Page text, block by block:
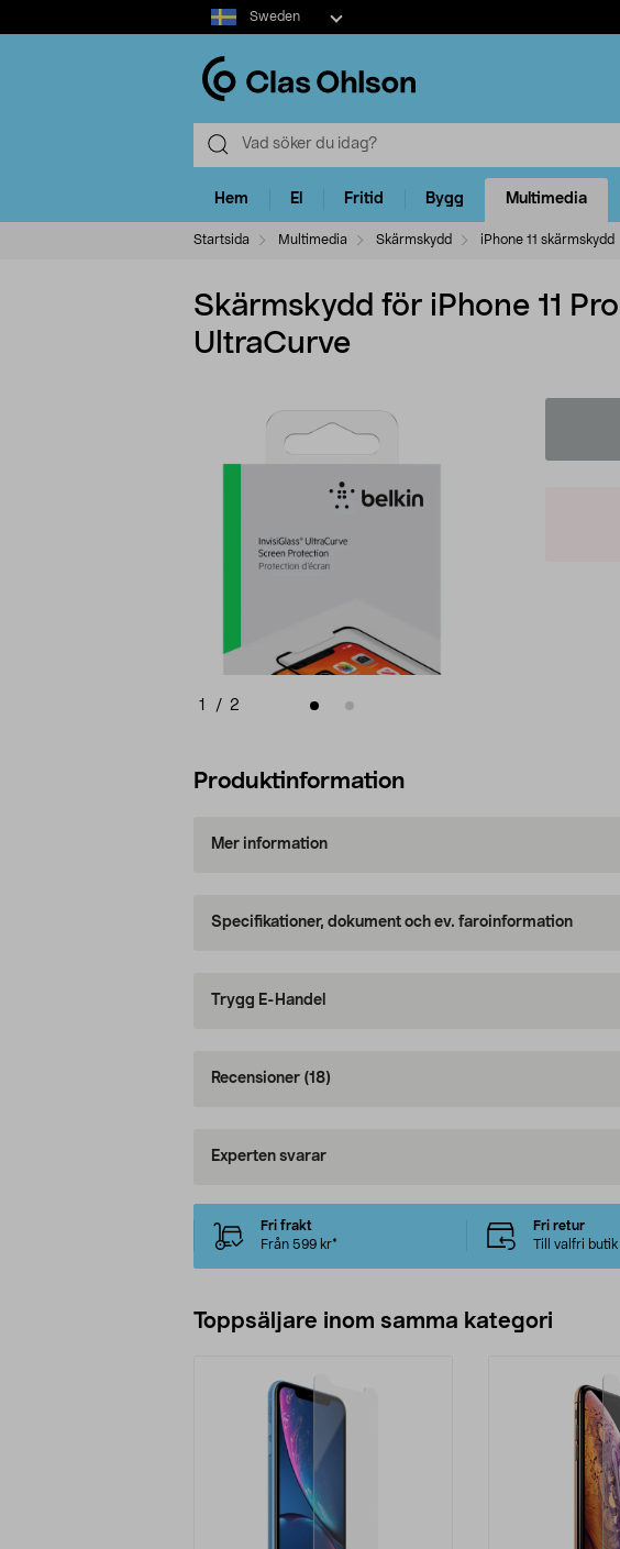
Select
market
Sweden
Hem El Fritid Bygg Multimedia
Startsida Multimedia Skärmskydd iPhone 11 skärmskydd
Skärmskydd för iPhone 11
UltraCurve
1 / 2
Produktinformation
Mer information
Specifikationer, dokument och ev. faroinformation
Trygg E-Handel
Recensioner (18)
Experten svarar
Fri frakt
Från 599 kr*
Fri retur
Till valfri butik
Toppsäljare inom samma kategori